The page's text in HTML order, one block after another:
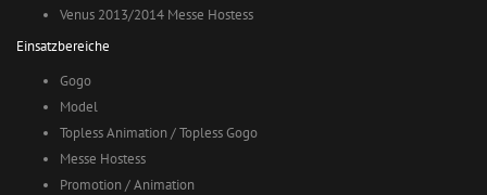
Venus 2013/2014 Messe Hostess
Einsatzbereiche
Gogo
Model
Topless Animation / Topless Gogo
Messe Hostess
Promotion / Animation